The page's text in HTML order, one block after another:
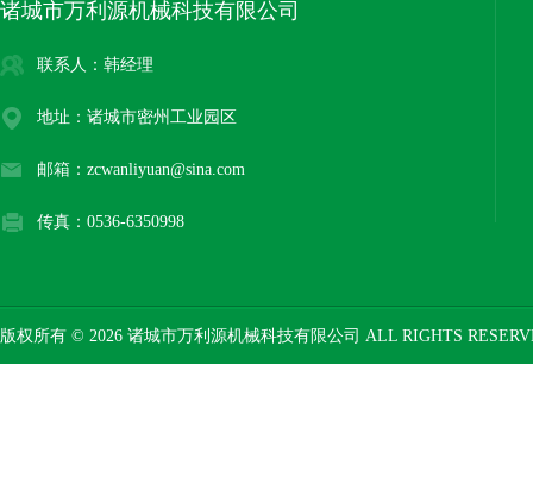
诸城市万利源机械科技有限公司
联系人：韩经理
地址：诸城市密州工业园区
邮箱：zcwanliyuan@sina.com
传真：0536-6350998
版权所有 © 2026 诸城市万利源机械科技有限公司 ALL RIGHTS